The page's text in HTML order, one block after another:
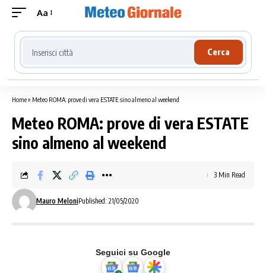
Aa
Cerca località meteo
Cerca
Home» Meteo ROMA: prove di vera ESTATE sino almeno al weekend
Meteo ROMA: prove di vera ESTATE
sino almeno al weekend
Mauro MeloniPublished: 21/05/2020
3 Min Read
Seguici su Google